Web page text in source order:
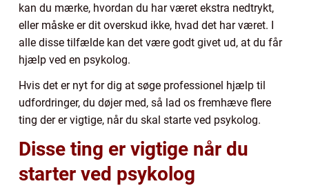
kan du mærke, hvordan du har været ekstra nedtrykt,
eller måske er dit overskud ikke, hvad det har været. I
alle disse tilfælde kan det være godt givet ud, at du får
hjælp ved en psykolog.
Hvis det er nyt for dig at søge professionel hjælp til
udfordringer, du døjer med, så lad os fremhæve flere
ting der er vigtige, når du skal starte ved psykolog.
Disse ting er vigtige når du
starter ved psykolog